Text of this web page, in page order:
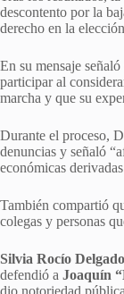
descontento por la
derecho en la
En su mensaje
participar al
marcha y que su
Durante el proceso,
denuncias y señaló
económicas
También compartió
colegas y personas
Silvia Rocío
defendió a Joaquín
dio notoriedad